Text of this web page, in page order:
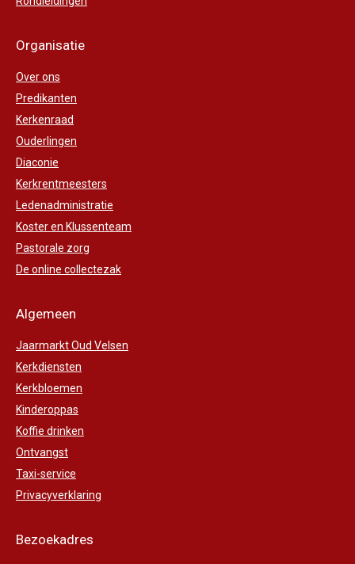
Organisatie
Over ons
Predikanten
Kerkenraad
Ouderlingen
Diaconie
Kerkrentmeesters
Ledenadministratie
Koster en Klussenteam
Pastorale zorg
De online collectezak
Algemeen
Jaarmarkt Oud Velsen
Kerkdiensten
Kerkbloemen
Kinderoppas
Koffie drinken
Ontvangst
Taxi-service
Privacyverklaring
Bezoekadres